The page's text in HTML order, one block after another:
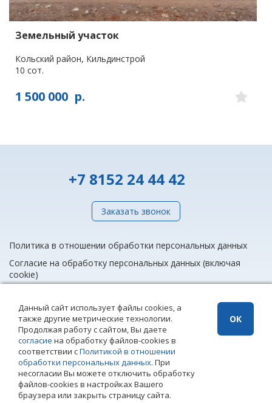
Земельный участок
Кольский район, Кильдинстрой
10 сот.
1 500 000 р.
+7 8152 24 44 42
Заказать звонок
Политика в отношении обработки персональных данных
Согласие на обработку персональных данных (включая
cookie)
info@rieltnet.ru
© 2005 - 2026 ООО Агентство недвижимости «Риэлт» Мурманск, ул.
Полярные Зори, 20, офис 1, телефон единой линии недвижимости
(8152) 24 44 42,
Использование материалов возможно только при установке прямой
ссылки на страницу-источник. Использование сайта означает
согласие сПолитикой конфиденциальности
недвижимости «Риэлт»
Данный сайт использует файлы cookies, а
также другие метрические технологии.
Продолжая работу с сайтом, Вы даете
согласие на обработку файлов-cookies в
соответствии сПолитикой в отношении
обработки персональных данных. При
несогласии Вы можете отключить обработку
файлов-cookies в настройках Вашего
браузера или закрыть страницу сайта.
ОК